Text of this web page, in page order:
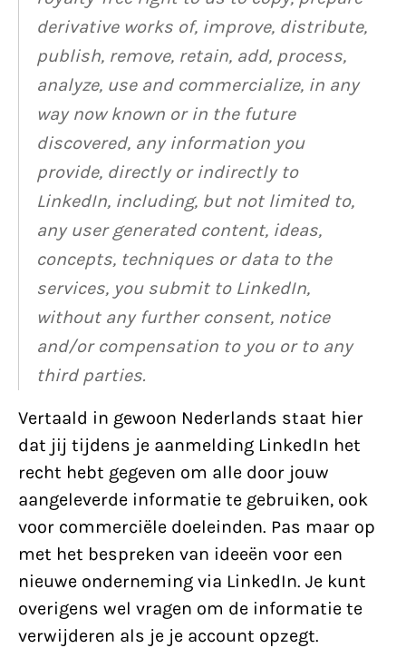
derivative works of, improve, distribute,
publish, remove, retain, add, process,
analyze, use and commercialize, in any
way now known or in the future
discovered, any information you
provide, directly or indirectly to
LinkedIn, including, but not limited to,
any user generated content, ideas,
concepts, techniques or data to the
services, you submit to LinkedIn,
without any further consent, notice
and/or compensation to you or to any
third parties.
Vertaald in gewoon Nederlands staat hier
dat jij tijdens je aanmelding LinkedIn het
recht hebt gegeven om alle door jouw
aangeleverde informatie te gebruiken, ook
voor commerciële doeleinden. Pas maar op
met het bespreken van ideeën voor een
nieuwe onderneming via LinkedIn. Je kunt
overigens wel vragen om de informatie te
verwijderen als je je account opzegt.